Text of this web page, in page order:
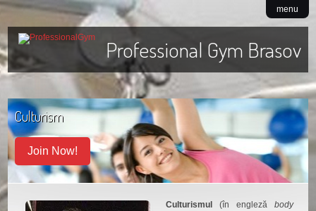
menu
Professional Gym Brasov
Culturism
Join Now!
Culturismul (în engleză body